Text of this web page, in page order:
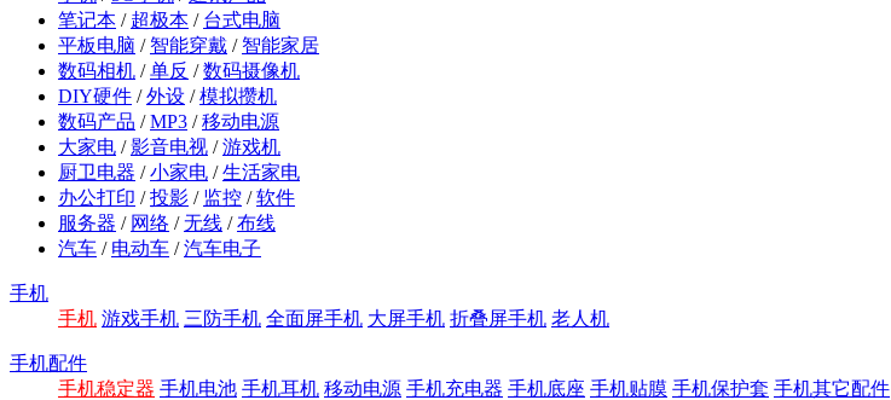
笔记本 / 超极本 / 台式电脑
平板电脑 / 智能穿戴 / 智能家居
数码相机 /单反 /数码摄像机
DIY硬件 /外设 /模拟攒机
数码产品 /MP3 /移动电源
大家电 /影音电视 /游戏机
厨卫电器 /小家电 /生活家电
办公打印 /投影 / 监控 /软件
服务器 / 网络 /无线 /布线
汽车 / 电动车 /汽车电子
手机
手机 游戏手机 三防手机 全面屏手机 大屏手机 折叠屏手机 老人机
手机配件
手机稳定器 手机电池 手机耳机 移动电源 手机充电器 手机底座 手机贴膜 手机保护套 手机其它配件